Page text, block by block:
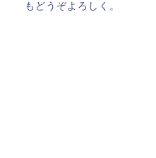
もどうぞよろしく。